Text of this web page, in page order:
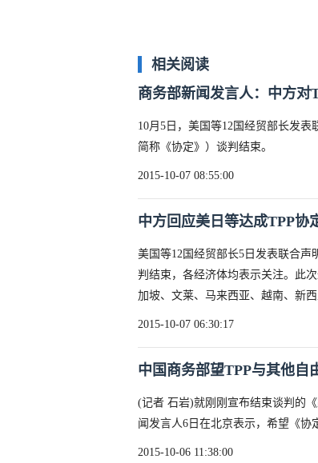
相关阅读
商务部新闻发言人：中方对
10月5日，美国等12国经贸部长发
简称《协定》）谈判结束。
2015-10-07 08:55:00
中方回应美日等达成TPP协
美国等12国经贸部长5日发表联合声
判结束，各经济体均表示关注。此
加坡、文莱、马来西亚、越南、新
2015-10-07 06:30:17
中国商务部望TPP与其他自
(记者 石岩)就刚刚宣布结束谈判的
闻发言人6日在北京表示，希望《协
2015-10-06 11:38:00